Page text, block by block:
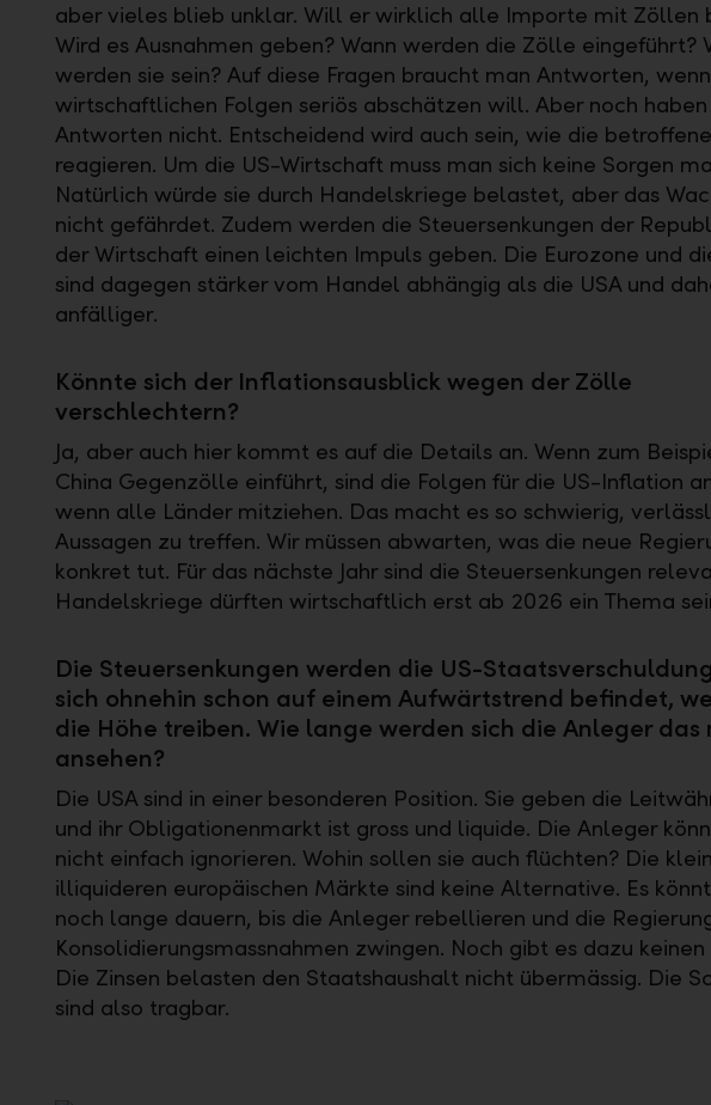
aber vieles blieb unklar. Will er wirklich alle Importe mit Zöllen
Wird es Ausnahmen geben? Wann werden die Zölle eingeführt?
werden sie sein? Auf diese Fragen braucht man Antworten,
wirtschaftlichen Folgen seriös abschätzen will. Aber noch
Antworten nicht. Entscheidend wird auch sein, wie die
reagieren. Um die US-Wirtschaft muss man sich keine Sorgen
Natürlich würde sie durch Handelskriege belastet, aber das
nicht gefährdet. Zudem werden die Steuersenkungen der
der Wirtschaft einen leichten Impuls geben. Die Eurozone und
sind dagegen stärker vom Handel abhängig als die USA und
anfälliger.
Könnte sich der Inflationsausblick wegen der Zölle
verschlechtern?
Ja, aber auch hier kommt es auf die Details an. Wenn zum
China Gegenzölle einführt, sind die Folgen für die US-Inflation
wenn alle Länder mitziehen. Das macht es so schwierig,
Aussagen zu treffen. Wir müssen abwarten, was die neue
konkret tut. Für das nächste Jahr sind die Steuersenkungen
Handelskriege dürften wirtschaftlich erst ab 2026 ein Thema
Die Steuersenkungen werden die US-
sich ohnehin schon auf einem Aufwärtstrend befindet,
die Höhe treiben. Wie lange werden sich die Anleger das
ansehen?
Die USA sind in einer besonderen Position. Sie geben die
und ihr Obligationenmarkt ist gross und liquide. Die Anleger
nicht einfach ignorieren. Wohin sollen sie auch flüchten? Die
illiquideren europäischen Märkte sind keine Alternative. Es
noch lange dauern, bis die Anleger rebellieren und die
Konsolidierungsmassnahmen zwingen. Noch gibt es dazu keinen
Die Zinsen belasten den Staatshaushalt nicht übermässig. Die
sind also tragbar.